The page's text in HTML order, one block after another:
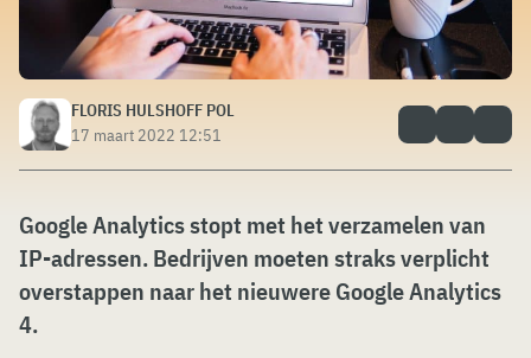
FLORIS HULSHOFF POL
17 maart 2022 12:51
Google Analytics stopt met het verzamelen van
IP-adressen. Bedrijven moeten straks verplicht
overstappen naar het nieuwere Google Analytics
4.